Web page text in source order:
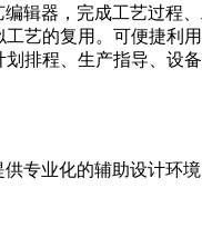
辑器，完成工艺过程
艺的复用。可便捷利
排程、生产指导、设
专业化的辅助设计环